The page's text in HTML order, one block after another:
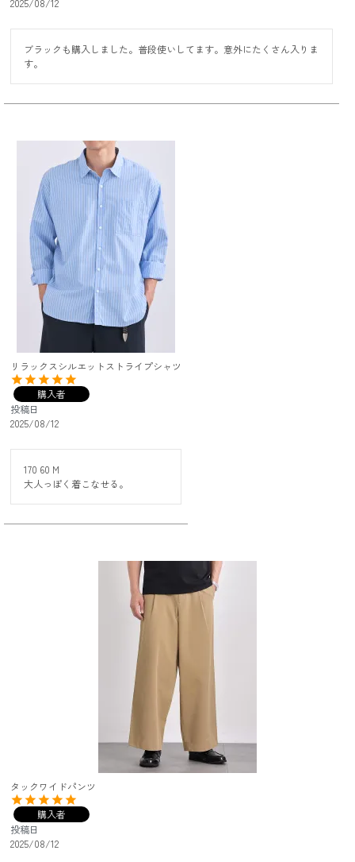
ブラックも購入しました。普段使いしてます。意外にたくさん入りま
す。
リラックスシルエットストライプシャツ
購入者
投稿日
2025/08/12
170 60 M
大人っぽく着こなせる。
タックワイドパンツ
購入者
投稿日
2025/08/12